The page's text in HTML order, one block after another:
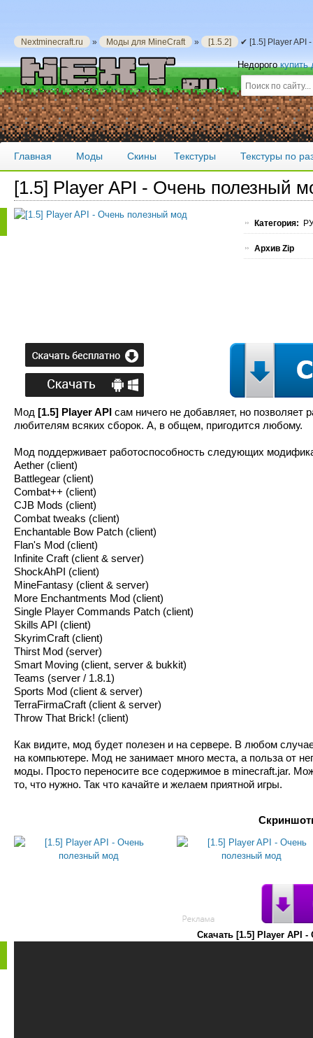
Nextminecraft.ru » Моды для MineCraft » [1.5.2] ✔ [1.5] Player API
Недорогокупить
Главная Моды Скины Текстуры Текстуры по
[1.5] Player API - Очень полезный
Категория:
Архив Zip
Мод [1.5] Player API сам ничего не добавляет, но
любителям всяких сборок. А, в общем, пригодится любому.
Мод поддерживает работоспособность следующих
Aether (client)
Battlegear (client)
Combat++ (client)
CJB Mods (client)
Combat tweaks (client)
Enchantable Bow Patch (client)
Flan's Mod (client)
Infinite Craft (client & server)
ShockAhPI (client)
MineFantasy (client & server)
More Enchantments Mod (client)
Single Player Commands Patch (client)
Skills API (client)
SkyrimCraft (client)
Thirst Mod (server)
Smart Moving (client, server & bukkit)
Teams (server / 1.8.1)
Sports Mod (client & server)
TerraFirmaCraft (client & server)
Throw That Brick! (client)
Как видите, мод будет полезен и на сервере. В любом
на компьютере. Мод не занимает много места, а польза от
моды. Просто переносите все содержимое в minecraft.jar.
то, что нужно. Так что качайте и желаем приятной игры.
Скачать [1.5] Player API